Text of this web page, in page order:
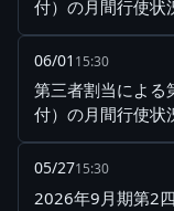
付）の月間行使状
06/01 15:30
第三者割当による
付）の月間行使状
05/2715:30
2026年9月期第2